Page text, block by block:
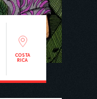
COSTA
RICA